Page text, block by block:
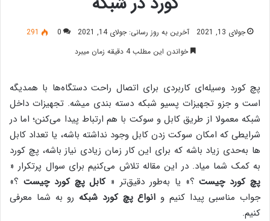
جولای 13, 2021 آخرین به روز رسانی: جولای 14, 2021 0
291
خواندن این مطلب 4 دقیقه زمان میبرد
پچ کورد وسیله‌ای کاربردی برای اتصال راحت دستگاه‌ها با همدیگه
است و جزو تجهیزات پسیو شبکه دسته بندی میشه. تجهیزات داخل
شبکه معمولا از طریق کابل و سوکت با هم ارتباط پیدا می‌کنن؛ اما در
شرایطی که امکان سوکت زدن کابل وجود نداشته باشه، یا تعداد کابل
ها به‌حدی زیاد باشه که برای این کار زمان زیادی نیاز باشه، پچ کورد
به کمک شما میاد. در این مقاله تلاش می‌کنیم برای سوال پرتکرار «
پچ کورد چیست؟» یا به‌طور دقیق‌تر «کابل پچ کورد چیست ؟»
جواب مناسبی پیدا کنیم و انواع پچ کورد شبکه رو به شما معرفی
کنیم.